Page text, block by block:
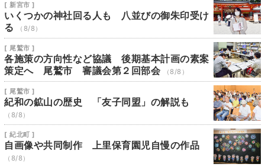
[ 新宮市 ]
いくつかの神社回る人も 八並びの御朱印受け
る
（8/8）
[ 尾鷲市 ]
各施策の方向性など協議 後期基本計画の素案
策定へ 尾鷲市 審議会第２回部会
（8/8）
[ 尾鷲市 ]
紀和の鉱山の歴史 「友子同盟」の解説も
（8/8）
[ 紀北町 ]
自画像や共同制作 上里保育園児自慢の作品
（8/8）